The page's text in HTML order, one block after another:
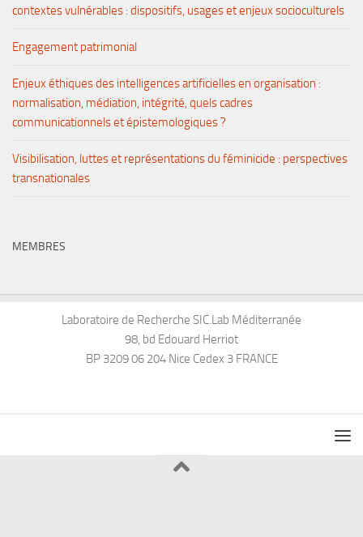
contextes vulnérables : dispositifs, usages et enjeux socioculturels
Engagement patrimonial
Enjeux éthiques des intelligences artificielles en organisation :
normalisation, médiation, intégrité, quels cadres
communicationnels et épistemologiques ?
Visibilisation, luttes et représentations du féminicide : perspectives
transnationales
MEMBRES
Laboratoire de Recherche SIC.Lab Méditerranée
98, bd Edouard Herriot
BP 3209 06 204 Nice Cedex 3 FRANCE